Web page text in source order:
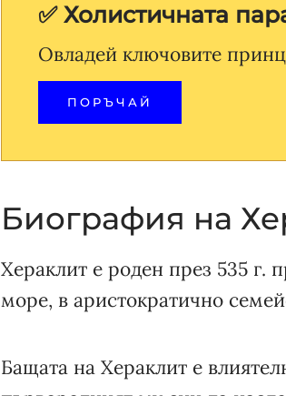
✅ Холистичната
Овладей ключовите
ПОРЪЧАЙ
Биография на
Хераклит е роден през 535 г.
море, в аристократично
Бащата на Хераклит е